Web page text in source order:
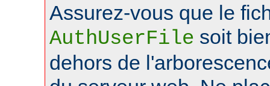
Assurez-vous que le
AuthUserFile soit
dehors de